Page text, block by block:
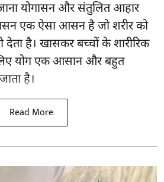
योगासन और संतुलित आहार
एक ऐसा आसन है जो शरीर को
है। खासकर बच्चों के शारीरिक
योग एक आसान और बहुत
है।
Read More